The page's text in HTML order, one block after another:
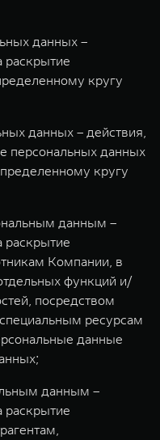
данных –
раскрытие
кругу
данных – действия,
персональных данных
кругу
данным –
раскрытие
Компании, в
функций и/
посредством
ресурсам
данные
данным –
раскрытие